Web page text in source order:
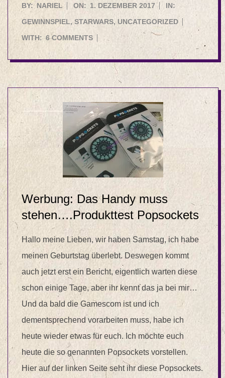
2017-
12-
01
BY: NARIEL ON: 1. DEZEMBER 2017 IN:
GEWINNSPIEL,STARWARS, UNCATEGORIZED
WITH: 6 COMMENTS
Werbung: Das Handy muss
stehen….Produkttest Popsockets
Hallo meine Lieben, wir haben Samstag, ich habe
meinen Geburtstag überlebt. Deswegen kommt
auch jetzt erst ein Bericht, eigentlich warten diese
schon einige Tage, aber ihr kennt das ja bei mir…
Und da bald die Gamescom ist und ich
dementsprechend vorarbeiten muss, habe ich
heute wieder etwas für euch. Ich möchte euch
heute die so genannten Popsockets vorstellen.
Hier auf der linken Seite seht ihr diese Popsockets.